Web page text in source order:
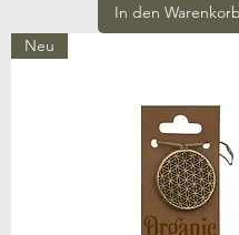
In den Warenkorb
Neu